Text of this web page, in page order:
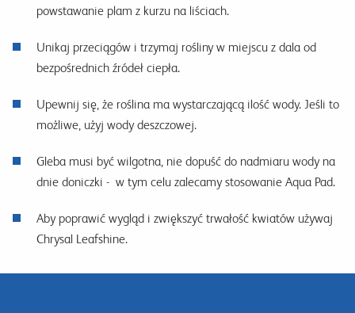
powstawanie plam z kurzu na liściach.
Unikaj przeciągów i trzymaj rośliny w miejscu z dala od
bezpośrednich źródeł ciepła.
Upewnij się, że roślina ma wystarczającą ilość wody. Jeśli to
możliwe, użyj wody deszczowej.
Gleba musi być wilgotna, nie dopuść do nadmiaru wody na
dnie doniczki - w tym celu zalecamy stosowanie Aqua Pad.
Aby poprawić wygląd i zwiększyć trwałość kwiatów używaj
Chrysal Leafshine.